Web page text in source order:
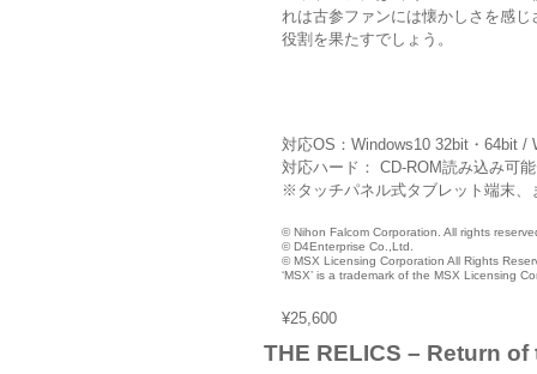
れは古参ファンには懐かしさを感
役割を果たすでしょう。
対応OS：Windows10 32bit・64bit /
対応ハード： CD-ROM読み込み可
※タッチパネル式タブレット端末、
© Nihon Falcom Corporation. All rights
© D4Enterprise Co.,Ltd.
© MSX Licensing Corporation All Rights
‘MSX’ is a trademark of the MSX Licensing
¥25,600
THE RELICS – Return of